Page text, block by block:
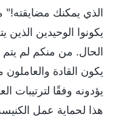
الذي يمكنك
يكونوا الوحيدين
الحال. من منكم لم يتم
يكون القادة
يؤدونه وفقًا
هذا لحماية عمل